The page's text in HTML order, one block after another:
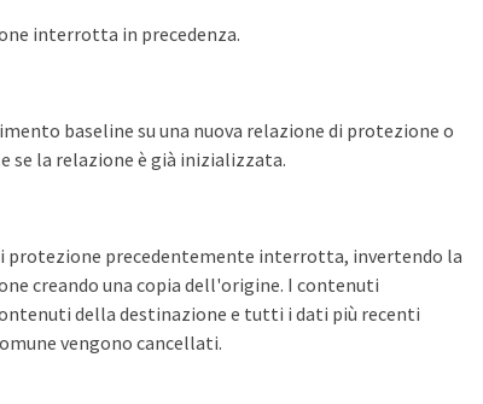
interrotta in precedenza.
baseline su una nuova relazione di protezione o
se la relazione è già inizializzata.
protezione precedentemente interrotta, invertendo la
creando una copia dell'origine. I contenuti
della destinazione e tutti i dati più recenti
vengono cancellati.